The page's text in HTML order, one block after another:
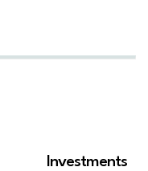
Investments